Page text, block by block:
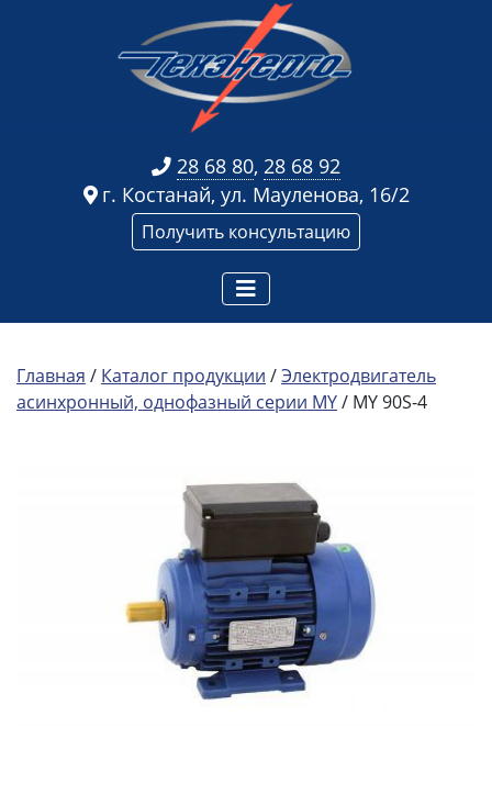
28 68 80, 28 68 92
г. Костанай, ул. Мауленова, 16/2
Получить консультацию
Главная / Каталог продукции /Электродвигатель
асинхронный, однофазный серии MY/ MY 90S-4